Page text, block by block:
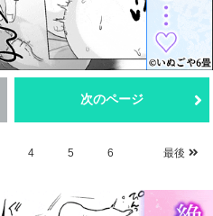
次のページ
4 5 6 最後